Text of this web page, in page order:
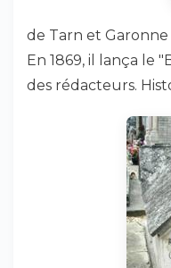
de Tarn et Garonne
En 1869, il lança le
des rédacteurs.